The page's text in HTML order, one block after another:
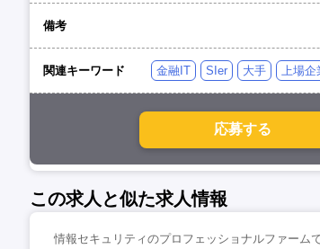
備考
関連キーワード 金融IT SIer 大手 上場企
この求人と似た求人情報
情報セキュリティのプロフェッショナルファーム